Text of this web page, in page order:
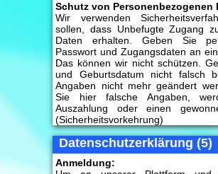
Schutz von Personenbezogenen
Wir verwenden
sollen, dass Unbefugte Zugang
Daten erhalten. Geben Sie
Passwort und Zugangsdaten an
Das können wir nicht schützen.
und Geburtsdatum nicht falsch
Angaben nicht mehr geändert
Sie hier falsche Angaben,
Auszahlung oder einen
(Sicherheitsvorkehrung)
Datenschutzerklärung (5)
Anmeldung: